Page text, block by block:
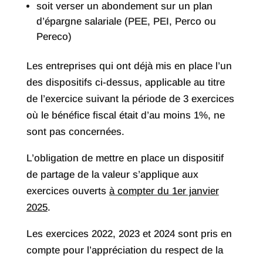
soit verser un abondement sur un plan
d’épargne salariale (PEE, PEI, Perco ou
Pereco)
Les entreprises qui ont déjà mis en place l’un
des dispositifs ci-dessus, applicable au titre
de l’exercice suivant la période de 3 exercices
où le bénéfice fiscal était d’au moins 1%, ne
sont pas concernées.
L’obligation de mettre en place un dispositif
de partage de la valeur s’applique aux
exercices ouverts à compter du 1er janvier
2025.
Les exercices 2022, 2023 et 2024 sont pris en
compte pour l’appréciation du respect de la